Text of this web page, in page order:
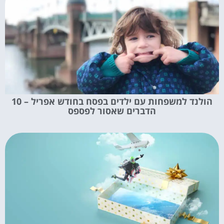
הולנד למשפחות עם ילדים בפסח בחודש אפריל – 10
הדברים שאסור לפספס